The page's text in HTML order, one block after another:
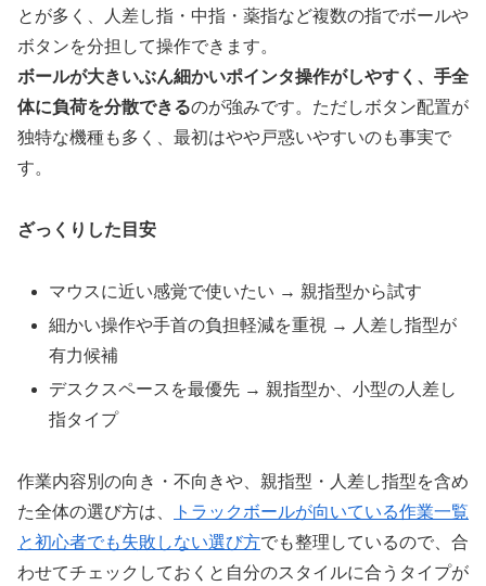
とが多く、人差し指・中指・薬指など複数の指でボールや
ボタンを分担して操作できます。
ボールが大きいぶん細かいポインタ操作がしやすく、手全
体に負荷を分散できるのが強みです。ただしボタン配置が
独特な機種も多く、最初はやや戸惑いやすいのも事実で
す。
ざっくりした目安
マウスに近い感覚で使いたい → 親指型から試す
細かい操作や手首の負担軽減を重視 → 人差し指型が
有力候補
デスクスペースを最優先 → 親指型か、小型の人差し
指タイプ
作業内容別の向き・不向きや、親指型・人差し指型を含め
た全体の選び方は、
トラックボールが向いている作業一覧
と初心者でも失敗しない選び方でも整理しているので、合
わせてチェックしておくと自分のスタイルに合うタイプが